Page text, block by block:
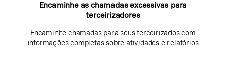
Encaminhe as chamadas excessivas para
terceirizadores
Encaminhe chamadas para seus terceirizados com
informações completas sobre atividades e relatórios